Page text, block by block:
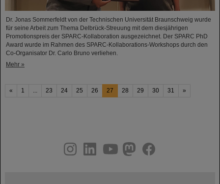
Dr. Jonas Sommerfeldt von der Technischen Universität Braunschweig wurde
für seine Arbeit zum Thema Delbrück-Streuung mit dem diesjährigen
Promotionspreis der SPARC-Kollaboration ausgezeichnet. Der SPARC PhD
Award wurde im Rahmen des SPARC-Kollaborations-Workshops durch den
Co-Organisator Dr. Carlo Bruno verliehen.
Mehr »
« 1 ... 23 24 25 26 27 28 29 30 31 »
youtubehelmholtz.socialfacebook